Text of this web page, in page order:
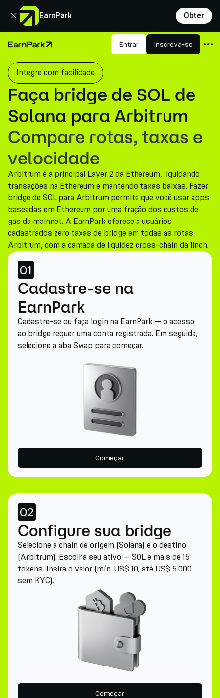
EarnPark Obter
Fechar
Página Inicial Entrar Inscreva-se
Produtos
Mercados
Calculadoras
PARK Token
Recursos
Empresa
Integre com facilidade
Faça bridge de SOL de
Solana para Arbitrum
Compare rotas, taxas e
velocidade
Arbitrum é a principal Layer 2 da Ethereum, liquidando
transações na Ethereum e mantendo taxas baixas. Fazer
bridge de SOL para Arbitrum permite que você usar apps
baseadas em Ethereum por uma fração dos custos de
gas da mainnet. A EarnPark oferece a usuários
cadastrados zero taxas de bridge em todas as rotas
Arbitrum, com a camada de liquidez cross-chain da 1inch.
01
Cadastre-se na
EarnPark
Cadastre-se ou faça login na EarnPark — o acesso
ao bridge requer uma conta registrada. Em seguida,
selecione a aba Swap para começar.
Começar
02
Configure sua bridge
Selecione a chain de origem (Solana) e o destino
(Arbitrum). Escolha seu ativo — SOL e mais de 15
tokens. Insira o valor (mín. US$ 10, até US$ 5.000
sem KYC).
Começar